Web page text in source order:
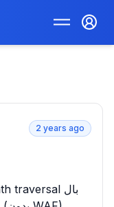
2 years ago